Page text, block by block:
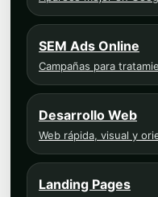
SEM Ads Online
Campañas para
Desarrollo Web
Web rápida, visual y
Landing Pages